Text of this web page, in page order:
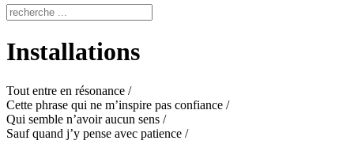
Installations
Tout entre en résonance /
Cette phrase qui ne m’inspire pas confiance /
Qui semble n’avoir aucun sens /
Sauf quand j’y pense avec patience /